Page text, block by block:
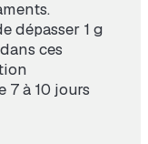
dépasser 1 g
ces
7 à 10 jours